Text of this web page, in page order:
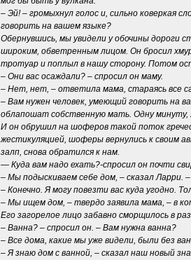
– Эй! – громыхнул голос и, сильно коверкая
говорить на вашем языке?
Обернувшись, мы увидели у обочины дороги
широким, обветренным лицом. Он бросил
тротуар и поплыл в нашу сторону. Потом
– Они вас осаждали? – спросил он маму.
– Нет, нет, – ответила мама, стараясь все
– Вам нужен человек, умеющий говорить на
облапошат собственную мать. Одну минуту,
И он обрушил на шоферов такой поток
жестикуляцией, шоферы вернулись к своим
залп, снова обратился к нам.
— Куда вам надо ехать?-спросил он почти
– Мы подыскиваем себе дом, – сказал Ларри.
– Конечно. Я могу повезти вас куда угодно.
– Мы ищем дом, – твердо заявила мама, – в
Его загорелое лицо забавно сморщилось в
– Ванна? – спросил он. – Вам нужна ванна?
– Все дома, какие мы уже видели, были без
– Я знаю дом с ванной, – сказал наш новый